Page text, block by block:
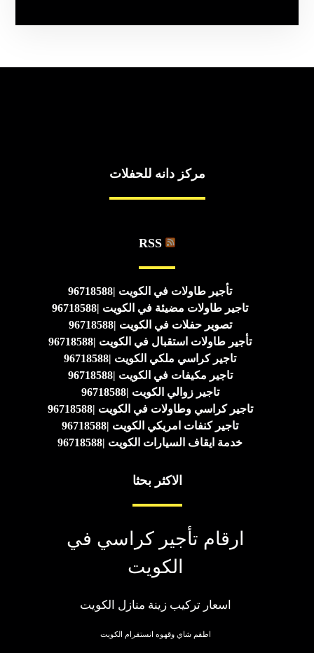
مركز دانه للحفلات
RSS
تأجير طاولات في الكويت |96718588
تاجير طاولات مضيئة في الكويت |96718588
تصوير حفلات في الكويت |96718588
تأجير طاولات استقبال في الكويت |96718588
تاجير كراسي ملكي الكويت |96718588
تاجير مكيفات في الكويت |96718588
تاجير زوالي الكويت |96718588
تاجير كراسي وطاولات في الكويت |96718588
تاجير كنفات امريكي الكويت |96718588
خدمة ايقاف السيارات الكويت |96718588
الاكثر بحثا
ارقام تأجير كراسي في
الكويت
اسعار تركيب زينة منازل الكويت
اطقم شاي وقهوه انستقرام الكويت